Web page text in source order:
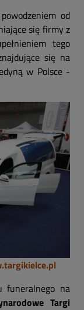
od
się firmy z
tego
się na
w Polsce -
funeralnego na
Targi